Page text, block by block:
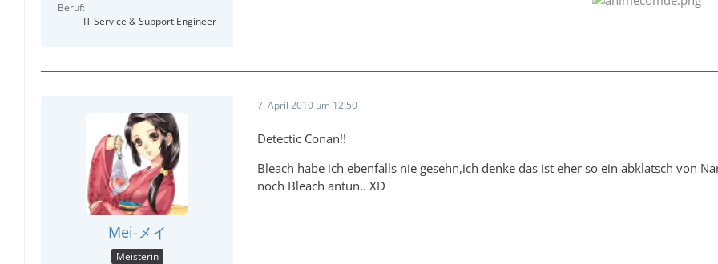
Beruf
IT Service & Support Engineer
Mei-メイ
Meisterin
7. April 2010 um 12:50
Detectic Conan!!
Bleach habe ich ebenfalls nie gesehn,ich denke das ist eher so ein abklatsch von
noch Bleach antun.. XD